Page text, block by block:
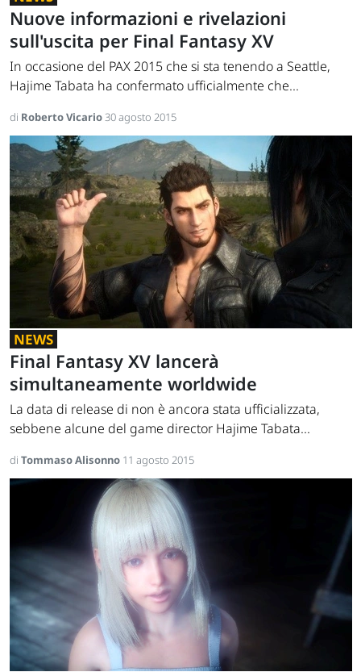
Nuove informazioni e rivelazioni
sull'uscita per Final Fantasy XV
In occasione del PAX 2015 che si sta tenendo a Seattle,
Hajime Tabata ha confermato ufficialmente che...
di Roberto Vicario30 agosto 2015
NEWS
Final Fantasy XV lancerà
simultaneamente worldwide
La data di release di non è ancora stata ufficializzata,
sebbene alcune del game director Hajime Tabata...
di Tommaso Alisonno 11 agosto 2015